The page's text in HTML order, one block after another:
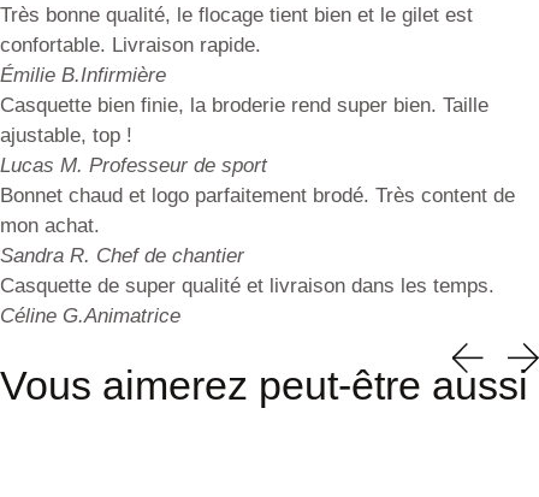
Très bonne qualité, le flocage tient bien et le gilet est
confortable. Livraison rapide.
Émilie B.Infirmière
Casquette bien finie, la broderie rend super bien. Taille
ajustable, top !
Lucas M. Professeur de sport
Bonnet chaud et logo parfaitement brodé. Très content de
mon achat.
Sandra R. Chef de chantier
Casquette de super qualité et livraison dans les temps.
Céline G.Animatrice
Vous aimerez peut-être aussi